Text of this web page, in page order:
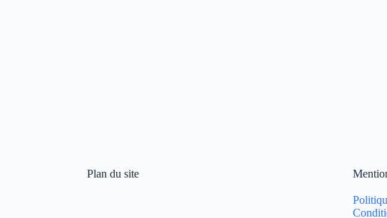
Plan du site